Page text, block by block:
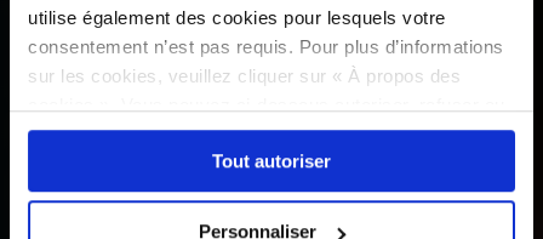
utilise également des cookies pour lesquels votre
consentement n’est pas requis. Pour plus d’informations
sur les cookies, veuillez cliquer sur « À propos des
sélectionner les cookies selon les finalités via l'onglet
« Détails ». À tout moment, vous pouvez modifier votre
choix en cliquant sur le lien « Cookies » en bas des
Tout autoriser
Personnaliser